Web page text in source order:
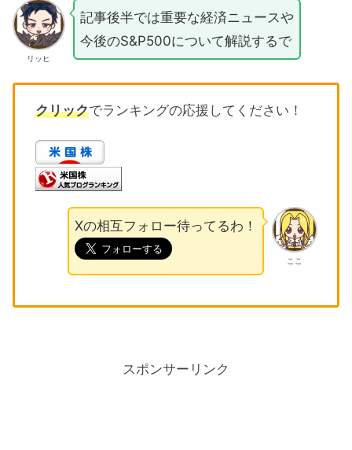
リッヒ
記事後半では重要な経済ニュースや
今後のS&P500について解説するで
クリックでランキングの応援してください！
ここ
Xの相互フォロー待ってるわ！
スポンサーリンク